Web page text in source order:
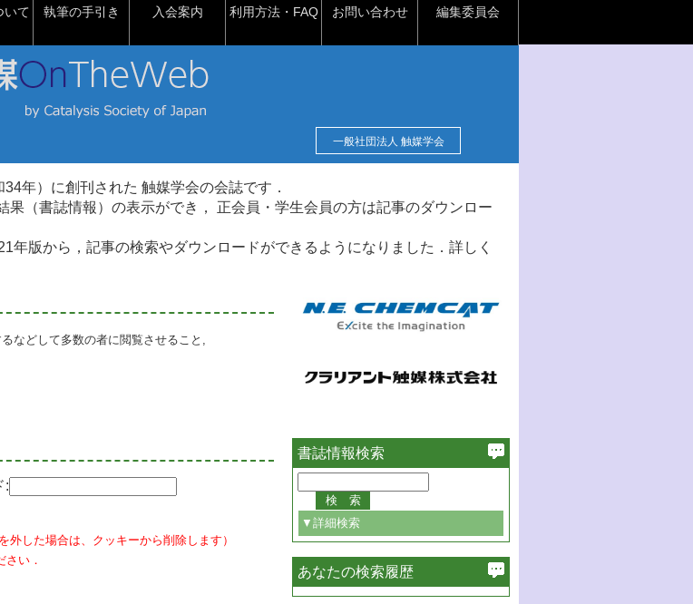
いて 執筆の手引き 入会案内 利用方法・FAQ お問い合わせ 編集委員会
一般社団法人 触媒学会
年）に創刊された 触媒学会の会誌です．
（書誌情報）の表示ができ， 正会員・学生会員の方は記事のダウンロー
年版から，記事の検索やダウンロードができるようになりました．詳しく
などして多数の者に閲覧させること,
:
した場合は、クッキーから削除します）
い．
書誌情報検索
▼詳細検索
必ず含む
あなたの検索履歴